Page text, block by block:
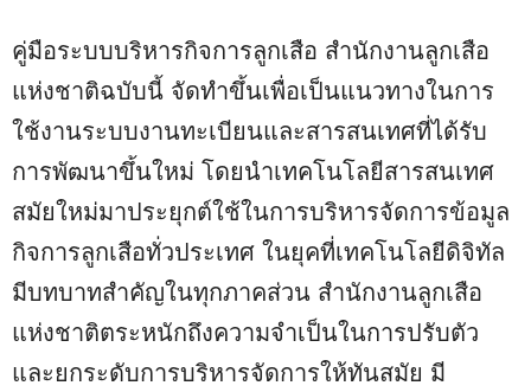
คู่มือระบบบริหารกิจการลูกเสือ สำนักงานลูกเสือ
แห่งชาติฉบับนี้ จัดทำขึ้นเพื่อเป็นแนวทางในการ
ใช้งานระบบงานทะเบียนและสารสนเทศที่ได้รับ
การพัฒนาขึ้นใหม่ โดยนำเทคโนโลยีสารสนเทศ
สมัยใหม่มาประยุกต์ใช้ในการบริหารจัดการข้อมูล
กิจการลูกเสือทั่วประเทศ ในยุคที่เทคโนโลยีดิจิทัล
มีบทบาทสำคัญในทุกภาคส่วน สำนักงานลูกเสือ
แห่งชาติตระหนักถึงความจำเป็นในการปรับตัว
และยกระดับการบริหารจัดการให้ทันสมัย มี